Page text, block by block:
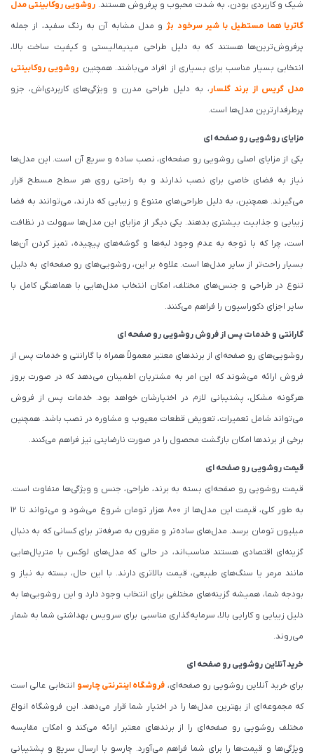
شیک و کاربردی بودن، به شدت محبوب و پرفروش هستند. روشویی روکابینتی مدل
گاتریا هما مستطیل با شیر سرخود بژ و مدل مشابه آن به رنگ سفید، از جمله
پرفروش‌ترین‌ها هستند که به دلیل طراحی مینیمالیستی و کیفیت ساخت بالا،
انتخابی بسیار مناسب برای بسیاری از افراد می‌باشند. همچنین روشویی روکابینتی
مدل گریس از برند گلسار، به دلیل طراحی مدرن و ویژگی‌های کاربردی‌اش، جزو
پرطرفدارترین مدل‌ها است.
مزایای روشویی رو صفحه ای
یکی از مزایای اصلی روشویی رو صفحه‌ای، نصب ساده و سریع آن است. این مدل‌ها
نیاز به فضای خاصی برای نصب ندارند و به راحتی روی هر سطح مسطح قرار
می‌گیرند. همچنین، به دلیل طراحی‌های متنوع و زیبایی که دارند، می‌توانند به فضا
زیبایی و جذابیت بیشتری بدهند. یکی دیگر از مزایای این مدل‌ها سهولت در نظافت
است، چرا که با توجه به عدم وجود لبه‌ها و گوشه‌های پیچیده، تمیز کردن آن‌ها
بسیار راحت‌تر از سایر مدل‌ها است. علاوه بر این، روشویی‌های رو صفحه‌ای به دلیل
تنوع در طراحی و جنس‌های مختلف، امکان انتخاب مدل‌هایی با هماهنگی کامل با
سایر اجزای دکوراسیون را فراهم می‌کنند.
گارانتی و خدمات پس از فروش روشویی رو صفحه ای
روشویی‌های رو صفحه‌ای از برندهای معتبر معمولاً همراه با گارانتی و خدمات پس از
فروش ارائه می‌شوند که این امر به مشتریان اطمینان می‌دهد که در صورت بروز
هرگونه مشکل، پشتیبانی لازم در اختیارشان خواهد بود. خدمات پس از فروش
می‌تواند شامل تعمیرات، تعویض قطعات معیوب و مشاوره در نصب باشد. همچنین
برخی از برندها امکان بازگشت محصول را در صورت نارضایتی نیز فراهم می‌کنند.
قیمت روشویی رو صفحه ای
قیمت روشویی رو صفحه‌ای بسته به برند، طراحی، جنس و ویژگی‌ها متفاوت است.
به طور کلی، قیمت این مدل‌ها از 800 هزار تومان شروع می‌شود و می‌تواند تا 12
میلیون تومان برسد. مدل‌های ساده‌تر و مقرون به صرفه‌تر برای کسانی که به دنبال
گزینه‌ای اقتصادی هستند مناسب‌اند، در حالی که مدل‌های لوکس با متریال‌هایی
مانند مرمر یا سنگ‌های طبیعی، قیمت بالاتری دارند. با این حال، بسته به نیاز و
بودجه شما، همیشه گزینه‌های مختلفی برای انتخاب وجود دارد و این روشویی‌ها به
دلیل زیبایی و کارایی بالا، سرمایه‌گذاری مناسبی برای سرویس بهداشتی شما به شمار
می‌روند.
خرید آنلاین روشویی رو صفحه ای
برای خرید آنلاین روشویی رو صفحه‌ای، فروشگاه اینترنتی چارسو انتخابی عالی است
که مجموعه‌ای از بهترین مدل‌ها را در اختیار شما قرار می‌دهد. این فروشگاه انواع
مختلف روشویی رو صفحه‌ای را از برندهای معتبر ارائه می‌کند و امکان مقایسه
ویژگی‌ها و قیمت‌ها را برای شما فراهم می‌آورد. چارسو با ارسال سریع و پشتیبانی